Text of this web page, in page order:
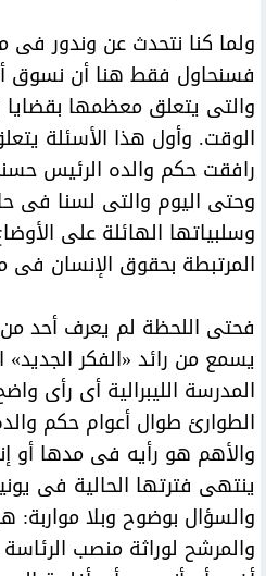
ولما كنا نتحدث عن وندور فى
فسنحاول فقط هنا أن نسوق
والتى يتعلق معظمها
الوقت. وأول هذا الأسئلة
رافقت حكم والده الرئيس
وحتى اليوم والتى لسنا فى
وسلبياتها الهائلة على
المرتبطة بحقوق الإنسان فى
فحتى اللحظة لم يعرف أحد من
يسمع من رائد «الفكر
المدرسة الليبرالية أى رأى
الطوارئ طوال أعوام حكم
والأهم هو رأيه فى مدها أو
ينتهى فترتها الحالية فى
والسؤال بوضوح وبلا
والمرشح لوراثة منصب